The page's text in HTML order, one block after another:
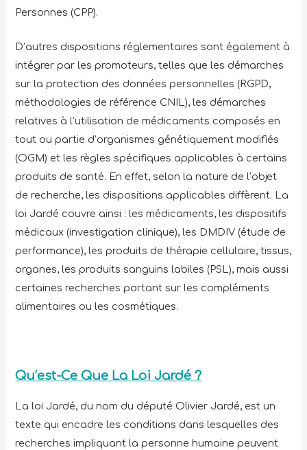
Personnes (CPP).
D’autres dispositions réglementaires sont également à
intégrer par les promoteurs, telles que les démarches
sur la protection des données personnelles (RGPD,
méthodologies de référence CNIL), les démarches
relatives à l’utilisation de médicaments composés en
tout ou partie d’organismes génétiquement modifiés
(OGM) et les règles spécifiques applicables à certains
produits de santé. En effet, selon la nature de l’objet
de recherche, les dispositions applicables diffèrent. La
loi Jardé couvre ainsi : les médicaments, les dispositifs
médicaux (investigation clinique), les DMDIV (étude de
performance), les produits de thérapie cellulaire, tissus,
organes, les produits sanguins labiles (PSL), mais aussi
certaines recherches portant sur les compléments
alimentaires ou les cosmétiques.
Qu’est-Ce Que La Loi Jardé ?
La loi Jardé, du nom du député Olivier Jardé, est un
texte qui encadre les conditions dans lesquelles des
recherches impliquant la personne humaine peuvent